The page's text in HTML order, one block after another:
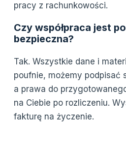
pracy z rachunkowości.
Czy współpraca jest
bezpieczna?
Tak. Wszystkie dane i
poufnie, możemy podpisać
a prawa do
na Ciebie po rozliczeniu.
fakturę na życzenie.